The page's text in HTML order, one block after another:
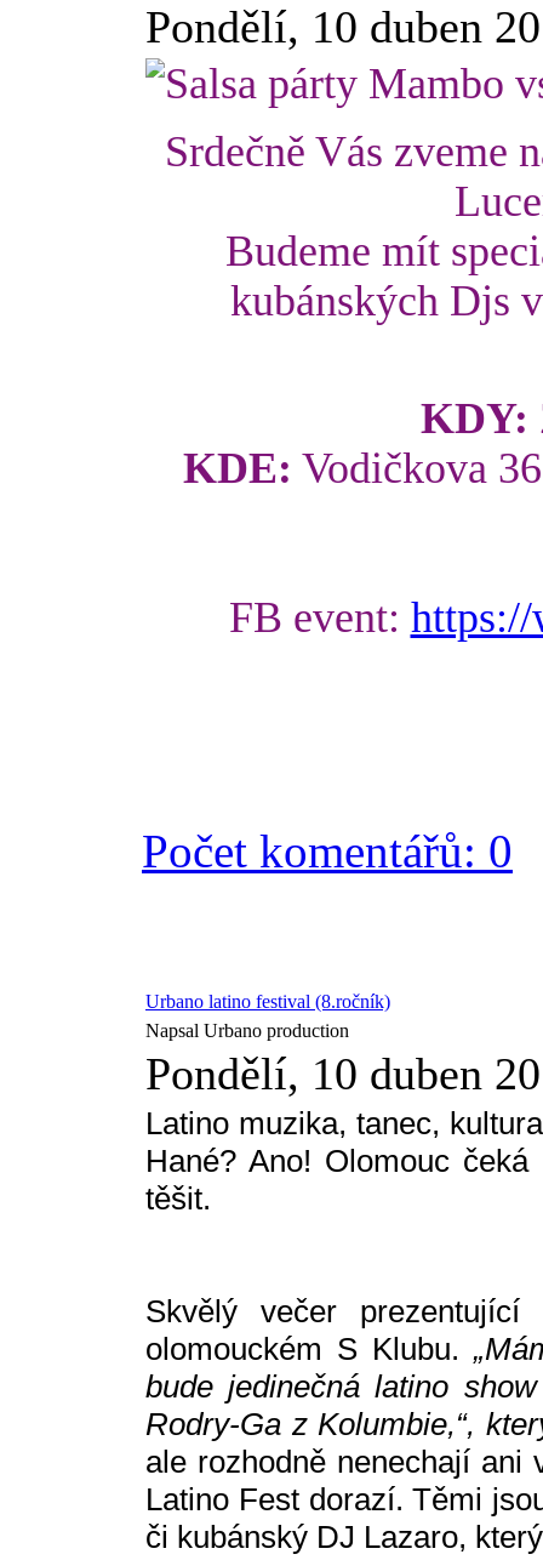
Pondělí, 10 duben
Srdečně Vás zveme
Budeme mít
kubánských Djs
KDY:
KDE: Vodičkova
FB event: https://
Počet komentářů: 0
Urbano latino festival (8.ročník)
Napsal Urbano production
Pondělí, 10 duben
Latino muzika, tanec,
Hané? Ano! Olomouc
těšit.
Skvělý večer
olomouckém S Klubu.
bude jedinečná latino
Rodry-Ga z Kolumbie,“,
ale rozhodně nenechají ani
Latino Fest dorazí. Těmi
či kubánský DJ Lazaro,